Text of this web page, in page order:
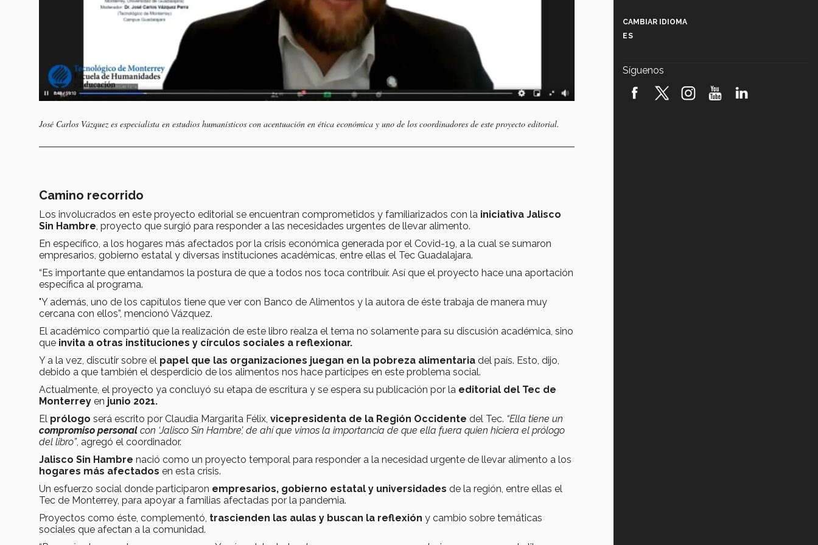
José Carlos Vázquez es especialista en estudios humanísticos con acentuación en ética económica y uno de los coordinadores de este proyecto editorial.
Camino recorrido
Los involucrados en este proyecto editorial se encuentran comprometidos y familiarizados con la iniciativa Jalisco
Sin Hambre, proyecto que surgió para responder a las necesidades urgentes de llevar alimento.
En específico, a los hogares más afectados por la crisis económica generada por el Covid-19, a la cual se sumaron
empresarios, gobierno estatal y diversas instituciones académicas, entre ellas el Tec Guadalajara.
“Es importante que entandamos la postura de que a todos nos toca contribuir. Así que el proyecto hace una aportación
específica al programa.
"Y además, uno de los capítulos tiene que ver con Banco de Alimentos y la autora de éste trabaja de manera muy
cercana con ellos”, mencionó Vázquez.
El académico compartió que la realización de este libro realza el tema no solamente para su discusión académica, sino
que invita a otras instituciones y círculos sociales a reflexionar.
Y a la vez, discutir sobre el papel que las organizaciones juegan en la pobreza alimentaria del país. Esto, dijo,
debido a que también el desperdicio de los alimentos nos hace partícipes en este problema social.
Actualmente, el proyecto ya concluyó su etapa de escritura y se espera su publicación por la editorial del Tec de
Monterrey en junio 2021.
El prólogo será escrito por Claudia Margarita Félix, vicepresidenta de la Región Occidente del Tec. “Ella tiene un
compromiso personal con ‘Jalisco Sin Hambre’, de ahí que vimos la importancia de que ella fuera quien hiciera el prólogo
del libro”, agregó el coordinador.
Jalisco Sin Hambre nació como un proyecto temporal para responder a la necesidad urgente de llevar alimento a los
hogares más afectados en esta crisis.
Un esfuerzo social donde participaron empresarios, gobierno estatal y universidades de la región, entre ellas el
Tec de Monterrey, para apoyar a familias afectadas por la pandemia.
Proyectos como éste, complementó, trascienden las aulas y buscan la reflexión y cambio sobre temáticas
sociales que afectan a la comunidad.
robótica FIRST 2026! (video)
CAMBIAR IDIOMA
ES
Síguenos